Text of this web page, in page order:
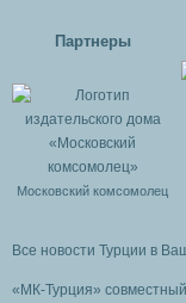
Партнеры
Московский комсомолец
Все новости Турции в
«МК-Турция»